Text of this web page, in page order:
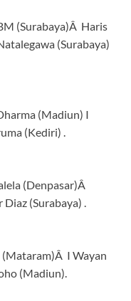
(Surabaya)Â Haris
(Surabaya)
(Madiun) I
(Kediri) .
(Denpasar)Â
(Surabaya) .
(Mataram)Â I Wayan
(Madiun).